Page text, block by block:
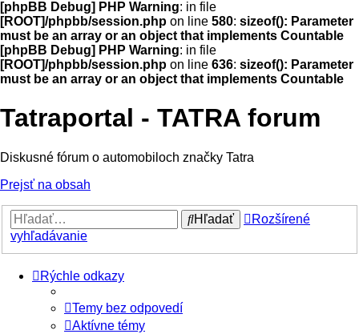
[phpBB Debug] PHP Warning: in file
[ROOT]/phpbb/session.php on line 580: sizeof(): Parameter
must be an array or an object that implements Countable
[phpBB Debug] PHP Warning: in file
[ROOT]/phpbb/session.php on line 636: sizeof(): Parameter
must be an array or an object that implements Countable
Tatraportal - TATRA forum
Diskusné fórum o automobiloch značky Tatra
Prejsť na obsah
Hľadať
Rozšírené
vyhľadávanie
Rýchle odkazy
Temy bez odpovedí
Aktívne témy